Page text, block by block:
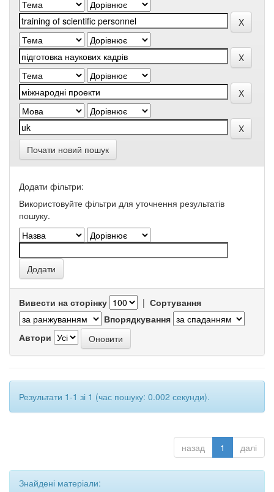
Почати новий пошук
Додати фільтри:
Використовуйте фільтри для уточнення результатів
пошуку.
Вивести на сторінку | Сортування
Впорядкування
Автори
Результати 1-1 зі 1 (час пошуку: 0.002 секунди).
назад 1 далі
Знайдені матеріали: